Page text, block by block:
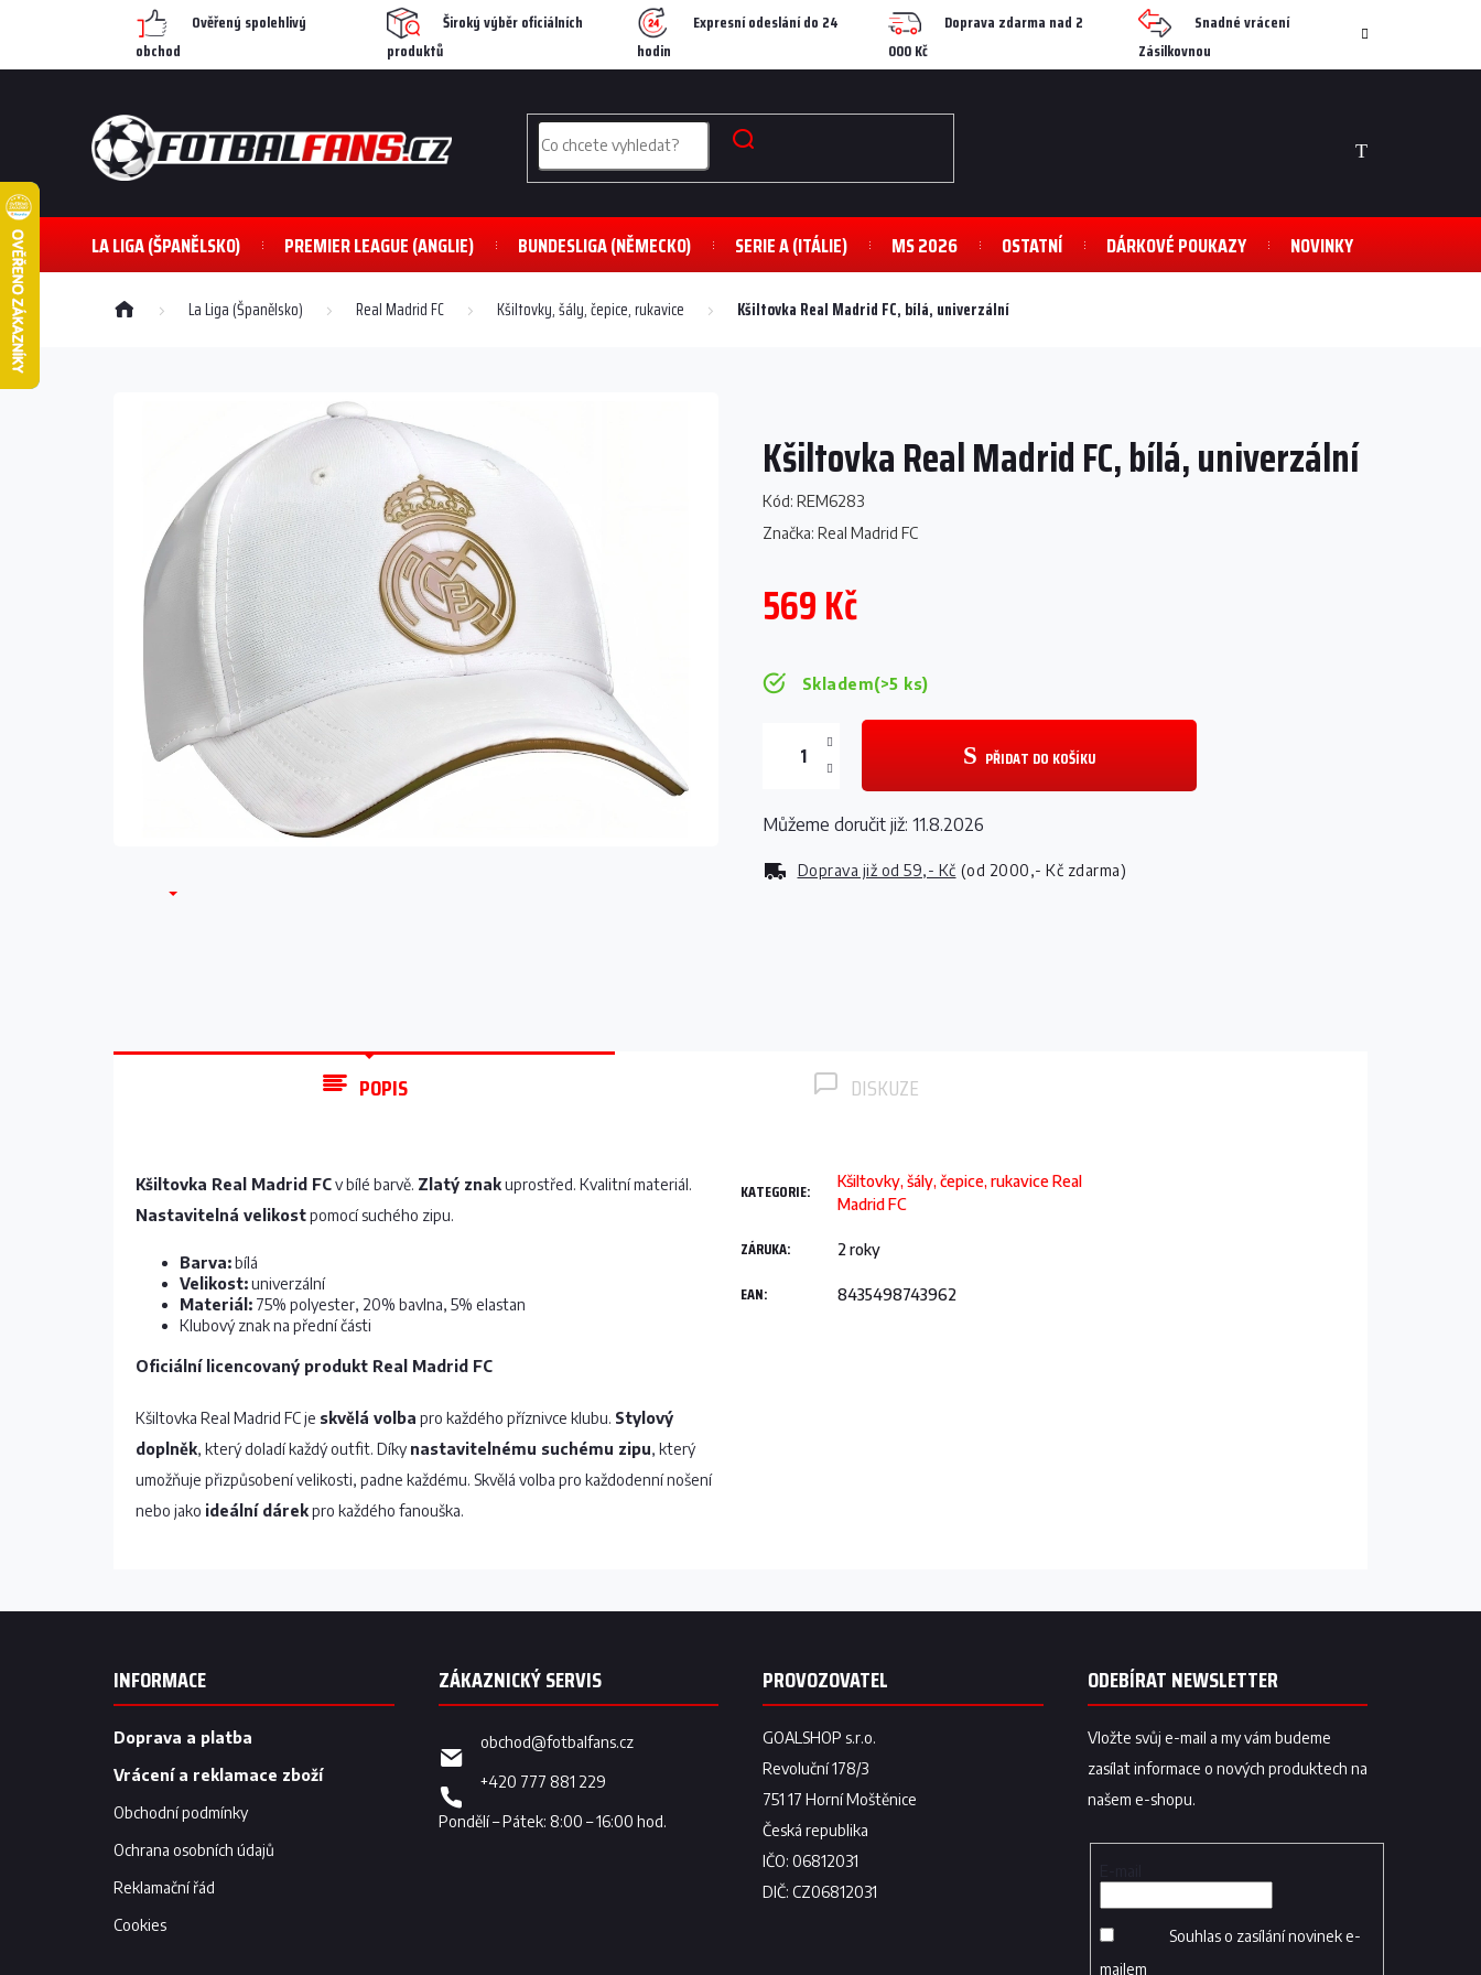
Ověřený spolehlivý
obchod
Široký výběr oficiálních
produktů
Expresní odeslání do 24
hodin
Doprava zdarma nad 2
000 Kč
Snadné vrácení
Zásilkovnou
NÁKUPNÍ
LA LIGA (ŠPANĚLSKO) PREMIER LEAGUE (ANGLIE) BUNDESLIGA (NĚMECKO) SERIE A (ITÁLIE) MS 2026 OSTATNÍ DÁRKOVÉ POUKAZY NOVINKY
Domů La Liga (Španělsko) Real Madrid FC Kšiltovky, šály, čepice, rukavice Kšiltovka Real Madrid FC, bílá, univerzální
Kšiltovka Real Madrid FC, bílá, univerzální
Kód: REM6283
Značka: Real Madrid FC
569 Kč
Skladem(>5 ks)
Doprava již od 59,- Kč (od 2000,- Kč zdarma)
PŘIDAT DO KOŠÍKU
Můžeme doručit již: 11.8.2026
POPIS DISKUZE
Kšiltovka Real Madrid FCv bílé barvě. Zlatý znakuprostřed. Kvalitní materiál.
Nastavitelná velikostpomocí suchého zipu.
Barva:bílá
Velikost:univerzální
Materiál: 75% polyester, 20% bavlna, 5% elastan
Klubový znak na přední části
Oficiální licencovaný produkt Real Madrid FC
Kšiltovka Real Madrid FC je skvělá volba pro každého příznivce klubu. Stylový
doplněk, který doladí každý outfit. Díkynastavitelnému suchému zipu, který
umožňuje přizpůsobení velikosti, padne každému. Skvělá volba pro každodenní nošení
nebo jako ideální dárekpro každého fanouška.
KATEGORIE:
Kšiltovky, šály, čepice, rukavice Real
Madrid FC
ZÁRUKA: 2 roky
EAN: 8435498743962
Z
INFORMACE
Doprava a platba
Vrácení a reklamace zboží
Obchodní podmínky
Ochrana osobních údajů
Reklamační řád
Cookies
obchod@fotbalfans.cz
+420 777 881 229
ODEBÍRAT NEWSLETTER
Vložte svůj e-mail a my vám budeme
zasílat informace o nových produktech na
našem e-shopu.
Souhlas o zasílání novinek e-
mailem